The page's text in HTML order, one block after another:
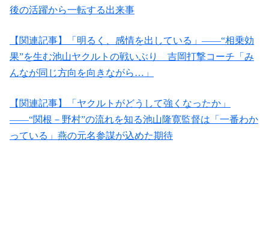
後の活躍から一転する出来事
【関連記事】「明るく、感情を出している」――“相乗効
果”を生む池山ヤクルトの戦いぶり 吉岡打撃コーチ「み
んなが同じ方向を向きながら…」
【関連記事】「ヤクルトがどうして強くなったか」
――“関根－野村”の流れを知る池山隆寛監督は「一番わか
っている」燕の元名参謀が込めた期待